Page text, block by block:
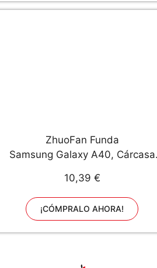
ZhuoFan Funda
Samsung Galaxy A40, Cárcasa
Diseño Suave TPU Antigolpes de
Protector Piel Case Cover Bumper
Fundas para Movil SamsungA40,
10,39 €
¡CÓMPRALO AHORA!